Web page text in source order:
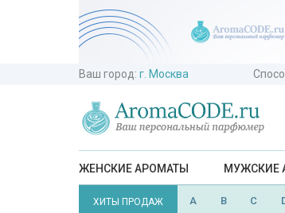
Ваш город: г. Москва
ЖЕНСКИЕ АРОМАТЫ МУЖСКИЕ
ХИТЫ ПРОДАЖ A B C